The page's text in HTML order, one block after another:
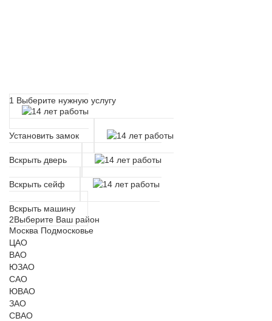
1 Выберите нужную услугу
Установить замок
Вскрыть дверь
Вскрыть сейф
Вскрыть машину
2Выберите Ваш район
Москва Подмосковье
ЦАО
ВАО
ЮЗАО
САО
ЮВАО
ЗАО
СВАО